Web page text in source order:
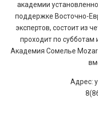
академии
поддержке Восточно-
экспертов, состоит из
проходит по субботам
Академия Сомелье
Адрес: